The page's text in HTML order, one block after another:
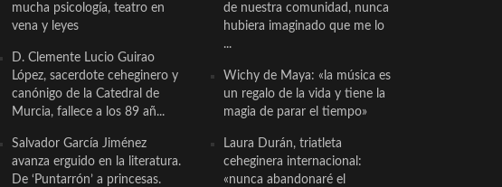
mucha psicología, teatro en
vena y leyes
D. Clemente Lucio Guirao
López, sacerdote ceheginero y
canónigo de la Catedral de
Murcia, fallece a los 89 añ...
Salvador García Jiménez
avanza erguido en la literatura.
De ‘Puntarrón’ a princesas.
de nuestra comunidad, nunca
hubiera imaginado que me lo
...
Wichy de Maya: «la música es
un regalo de la vida y tiene la
magia de parar el tiempo»
Laura Durán, triatleta
ceheginera internacional:
«nunca abandonaré el